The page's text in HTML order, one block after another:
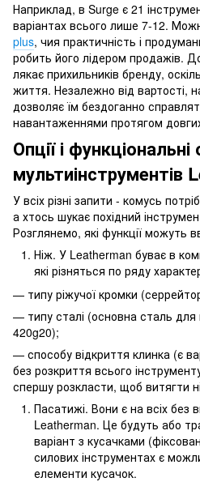
Наприклад, в Surge є 21
варіантах всього лише 7-12.
plus, чия практичність і
робить його лідером продажів.
лякає прихильників бренду,
життя. Незалежно від вартості,
дозволяє їм бездоганно
навантаженнями протягом
Опції і
мультиінструментів
У всіх різні запити - комусь
а хтось шукає похідний
Розглянемо, які функції можуть
Ніж. У Leatherman буває в
які різняться по ряду
— типу ріжучої кромки
— типу сталі (основна сталь для
420g20);
— способу відкриття клинка (є
без розкриття всього
спершу розкласти, щоб витягти
Пасатижі. Вони є на всіх без
Leatherman. Це будуть або
варіант з кусачками
силових інструментах є
елементи кусачок.